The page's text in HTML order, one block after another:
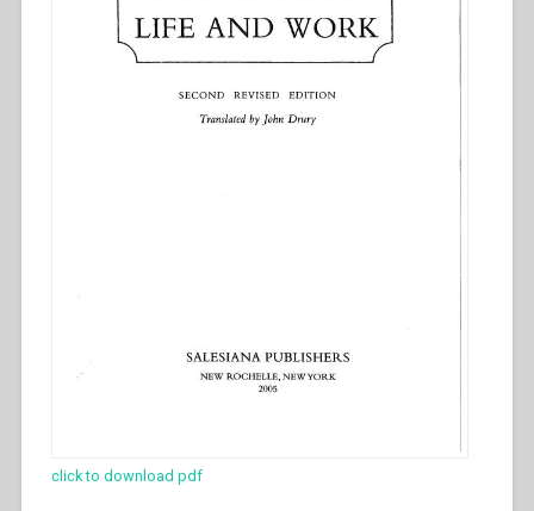
click to download pdf